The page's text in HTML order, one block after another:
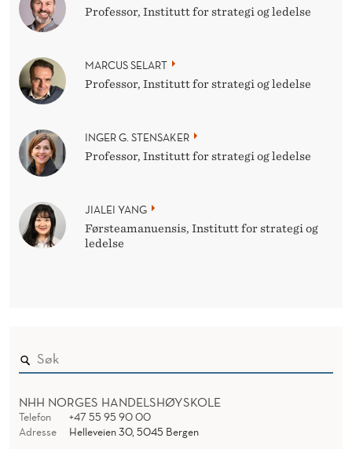
Professor, Institutt for strategi og ledelse
MARCUS SELART
Professor, Institutt for strategi og ledelse
INGER G. STENSAKER
Professor, Institutt for strategi og ledelse
JIALEI YANG
Førsteamanuensis, Institutt for strategi og
ledelse
NHH NORGES HANDELSHØYSKOLE
Telefon
+47 55 95 90 00
Adresse
Helleveien 30, 5045 Bergen